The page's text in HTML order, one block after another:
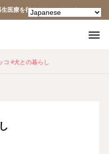
医療を行うクリニックです
コ #犬との暮らし
facebook